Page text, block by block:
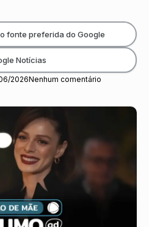
2026Nenhum comentário
fonte preferida do Google
Notícias